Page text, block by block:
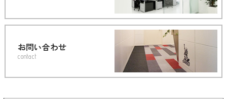
お問い合わせ
contact